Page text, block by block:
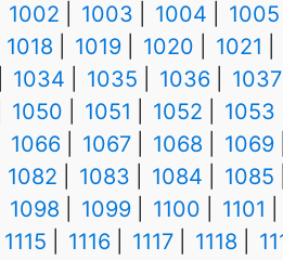
1002 1003 1004
1005
1018 1019 1020
1021
1034 1035 1036
1037
1050 1051 1052
1053
1066 1067 1068
1069
1082 1083 1084
1085
1098 1099 1100
1101
1115 1116 1117 1118